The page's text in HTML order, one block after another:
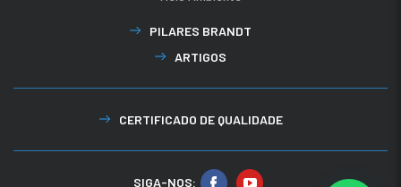
PILARES BRANDT
ARTIGOS
CERTIFICADO DE QUALIDADE
SIGA-NOS: